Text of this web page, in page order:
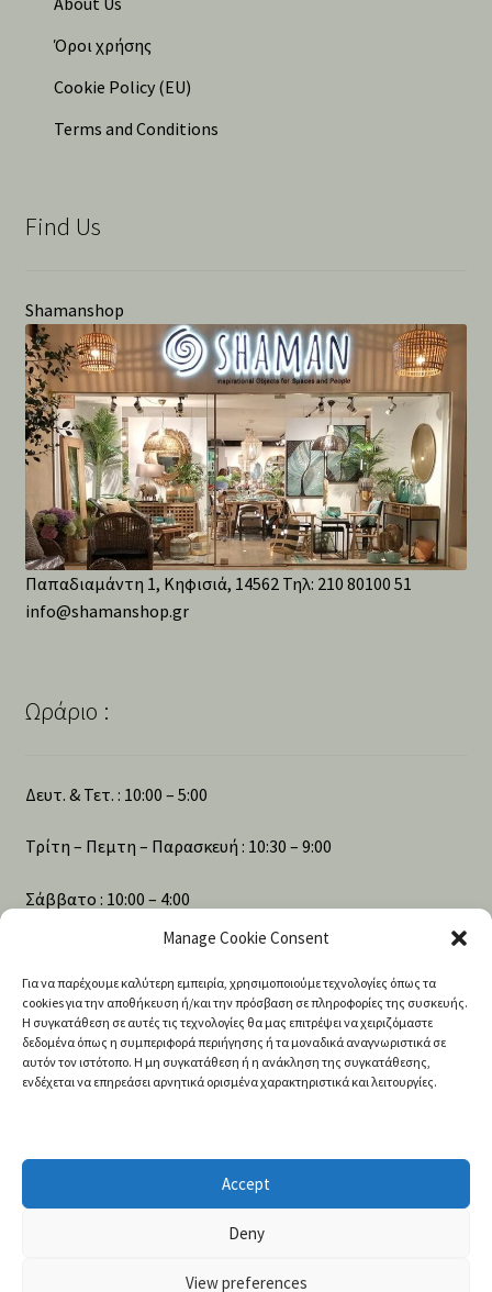
Manage Cookie Consent
Για να παρέχουμε καλύτερη εμπειρία, χρησιμοποιούμε τεχνολογίες όπως τα
cookies για την αποθήκευση ή/και την πρόσβαση σε πληροφορίες της συσκευής.
Η συγκατάθεση σε αυτές τις τεχνολογίες θα μας επιτρέψει να χειριζόμαστε
δεδομένα όπως η συμπεριφορά περιήγησης ή τα μοναδικά αναγνωριστικά σε
αυτόν τον ιστότοπο. Η μη συγκατάθεση ή η ανάκληση της συγκατάθεσης,
ενδέχεται να επηρεάσει αρνητικά ορισμένα χαρακτηριστικά και λειτουργίες.
Accept
Deny
View preferences
Όροι χρήσης
Cookie Policy (EU)
Terms and Conditions
Find Us
Shamanshop
Παπαδιαμάντη 1, Κηφισιά, 14562 Τηλ: 210 80100 51
info@shamanshop.gr
Ωράριο :
Δευτ. & Τετ. : 10:00 – 5:00
Τρίτη – Πεμτη – Παρασκευή : 10:30 – 9:00
Σάββατο : 10:00 – 4:00
Αναζήτηση
Products
search
© 2020 Shamanshop | Efercio Holdings L.T.D